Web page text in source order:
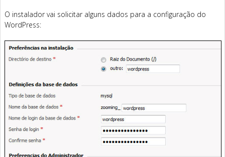
O instalador vai solicitar alguns dados para a configuração do
WordPress: